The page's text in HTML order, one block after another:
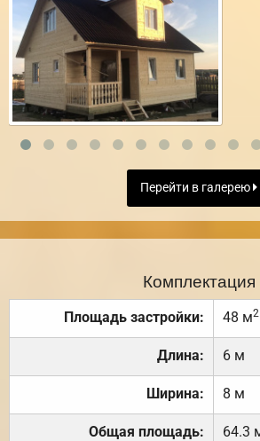
Перейти в галерею
Комплектация
Площадь застройки: 48 м2
Длина: 6 м
Ширина: 8 м
Общая площадь: 64.3